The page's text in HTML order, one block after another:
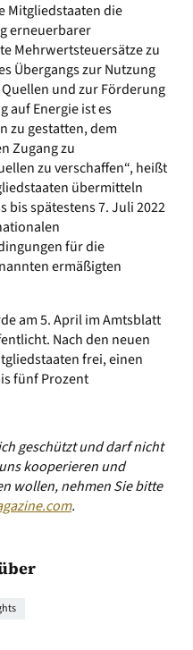
Mitgliedstaaten die
erneuerbarer
Mehrwertsteuersätze zu
Übergangs zur Nutzung
und zur Förderung
auf Energie ist es
zu gestatten, dem
Zugang zu
zu verschaffen“, heißt
übermitteln
bis spätestens 7. Juli 2022
für die
ermäßigten
am 5. April im Amtsblatt
Nach den neuen
frei, einen
fünf Prozent
geschützt und darf nicht
kooperieren und
wollen, nehmen Sie bitte
.